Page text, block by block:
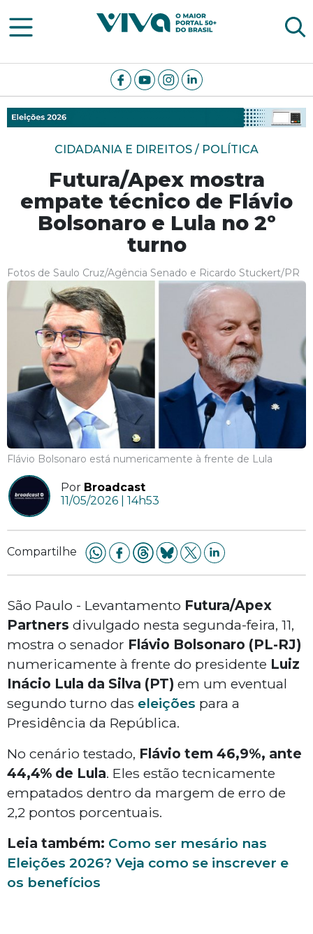
Viva Notícias
CIDADANIA E DIREITOS / POLÍTICA
Futura/Apex mostra
empate técnico de Flávio
Bolsonaro e Lula no 2º
turno
Fotos de Saulo Cruz/Agência Senado e Ricardo Stuckert/PR
Flávio Bolsonaro está numericamente à frente de Lula
Por Broadcast
11/05/2026 | 14h53
Compartilhe
São Paulo - Levantamento Futura/Apex
Partners divulgado nesta segunda-feira, 11,
mostra o senador Flávio Bolsonaro (PL-RJ)
numericamente à frente do presidente Luiz
Inácio Lula da Silva (PT) em um eventual
segundo turno das eleições para a
Presidência da República.
No cenário testado, Flávio tem 46,9%, ante
44,4% de Lula. Eles estão tecnicamente
empatados dentro da margem de erro de
2,2 pontos porcentuais.
Leia também: Como ser mesário nas
Eleições 2026? Veja como se inscrever e
os benefícios